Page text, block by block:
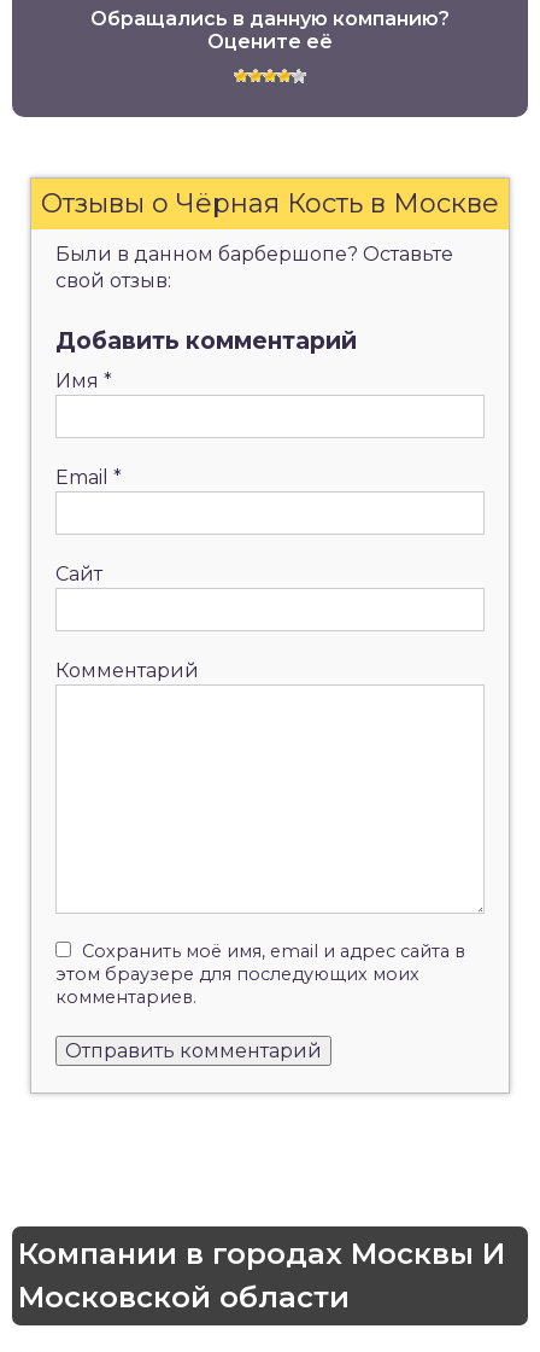
Обращались в данную компанию?
Оцените её
Отзывы о Чёрная Кость в Москве
Были в данном барбершопе? Оставьте
свой отзыв:
Добавить комментарий
Имя *
Email *
Сайт
Комментарий
Сохранить моё имя, email и адрес сайта в
этом браузере для последующих моих
комментариев.
Компании в городах Москвы И
Московской области